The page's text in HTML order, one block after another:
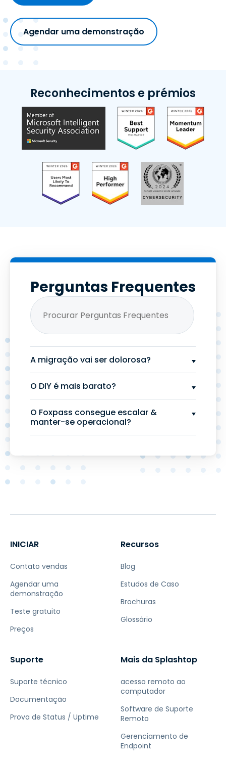
Agendar uma demonstração
Reconhecimentos e prémios
Perguntas Frequentes
A migração vai ser dolorosa?
O DIY é mais barato?
O Foxpass consegue escalar &
manter-se operacional?
INICIAR
Contato vendas
Agendar uma
demonstração
Teste gratuito
Preços
Recursos
Blog
Estudos de Caso
Brochuras
Glossário
Suporte
Suporte técnico
Documentação
Prova de Status / Uptime
Mais da Splashtop
acesso remoto ao
computador
Software de Suporte
Remoto
Gerenciamento de
Endpoint